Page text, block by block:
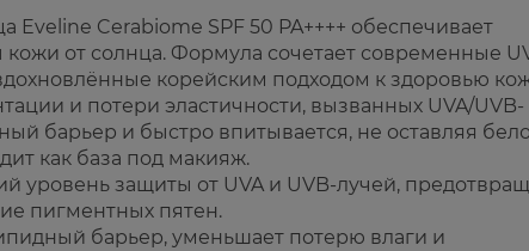
Cerabiome SPF 50 PA++++ обеспечивает
от солнца. Формула сочетает современные
корейским подходом к здоровью
и потери эластичности, вызванных UVA/UVB-
барьер и быстро впитывается, не оставляя
как база под макияж.
уровень защиты от UVA и UVB-лучей,
пигментных пятен.
барьер, уменьшает потерю влаги и